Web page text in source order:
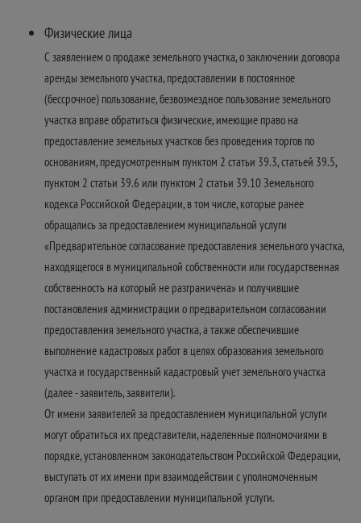
Физические лица
С заявлением о продаже земельного участка, о заключении договора
аренды земельного участка, предоставлении в постоянное
(бессрочное) пользование, безвозмездное пользование земельного
участка вправе обратиться физические, имеющие право на
предоставление земельных участков без проведения торгов по
основаниям, предусмотренным пунктом 2 статьи 39.3, статьей 39.5,
пунктом 2 статьи 39.6 или пунктом 2 статьи 39.10 Земельного
кодекса Российской Федерации, в том числе, которые ранее
обращались за предоставлением муниципальной услуги
«Предварительное согласование предоставления земельного участка,
находящегося в муниципальной собственности или государственная
собственность на который не разграничена» и получившие
постановления администрации о предварительном согласовании
предоставления земельного участка, а также обеспечившие
выполнение кадастровых работ в целях образования земельного
участка и государственный кадастровый учет земельного участка
(далее - заявитель, заявители).
От имени заявителей за предоставлением муниципальной услуги
могут обратиться их представители, наделенные полномочиями в
порядке, установленном законодательством Российской Федерации,
выступать от их имени при взаимодействии с уполномоченным
органом при предоставлении муниципальной услуги.